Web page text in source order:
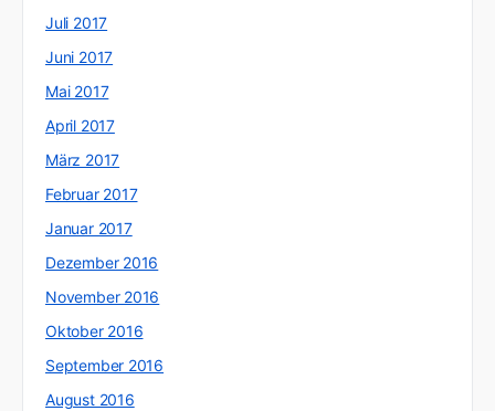
Juli 2017
Juni 2017
Mai 2017
April 2017
März 2017
Februar 2017
Januar 2017
Dezember 2016
November 2016
Oktober 2016
September 2016
August 2016